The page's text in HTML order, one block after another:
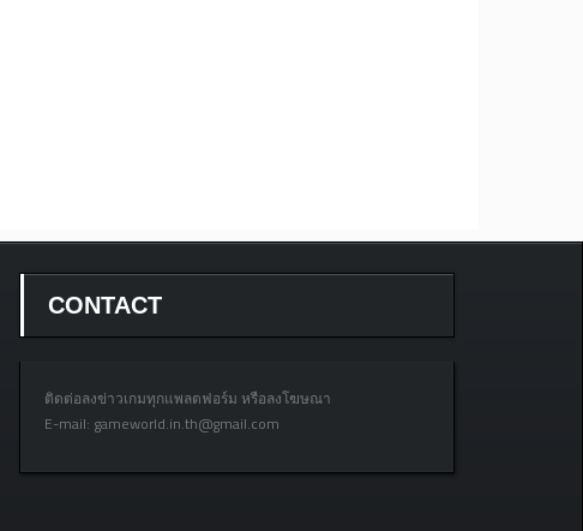
CONTACT
ติดต่อลงข่าวเกมทุกแพลตฟอร์ม หรือลงโฆษณา
E-mail: gameworld.in.th@gmail.com